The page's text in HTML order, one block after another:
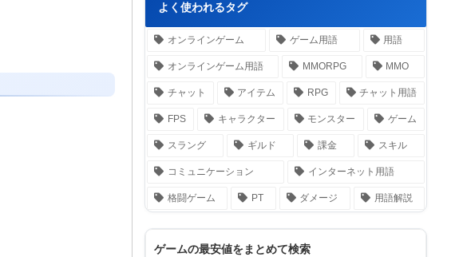
よく使われるタグ
オンラインゲーム ゲーム用語 用語
オンラインゲーム用語 MMORPG MMO
チャット アイテム RPG チャット用語
FPS キャラクター モンスター ゲーム
スラング ギルド 課金 スキル
コミュニケーション インターネット用語
格闘ゲーム PT ダメージ 用語解説
ゲームの最安値をまとめて検索